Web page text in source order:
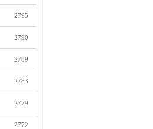
2795
2790
2789
2783
2779
2772